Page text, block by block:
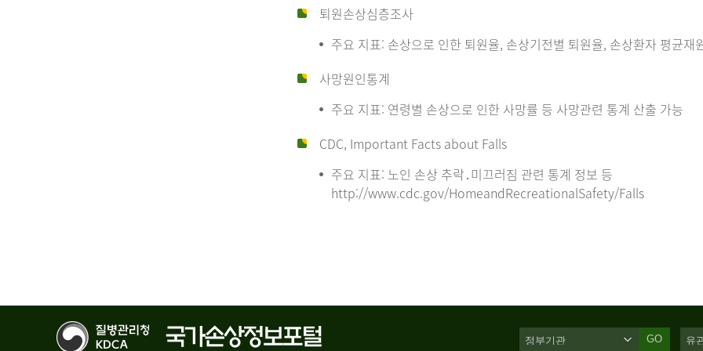
퇴원손상심층조사
주요 지표: 손상으로 인한 퇴원율, 손상기전별 퇴원율, 손상환자 평균재
사망원인통계
주요 지표: 연령별 손상으로 인한 사망률 등 사망관련 통계 산출 가능
CDC, Important Facts about Falls
주요 지표: 노인 손상 추락․미끄러짐 관련 통계 정보 등
http://www.cdc.gov/HomeandRecreationalSafety/Falls
GO